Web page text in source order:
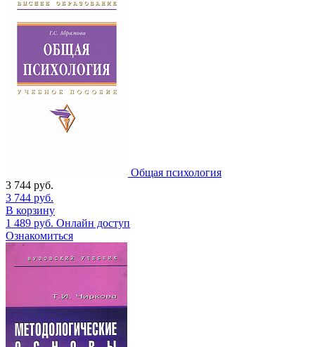
Общая психология
3 744 руб.
3 744 руб.
В корзину
1 489 руб. Онлайн доступ
Ознакомиться